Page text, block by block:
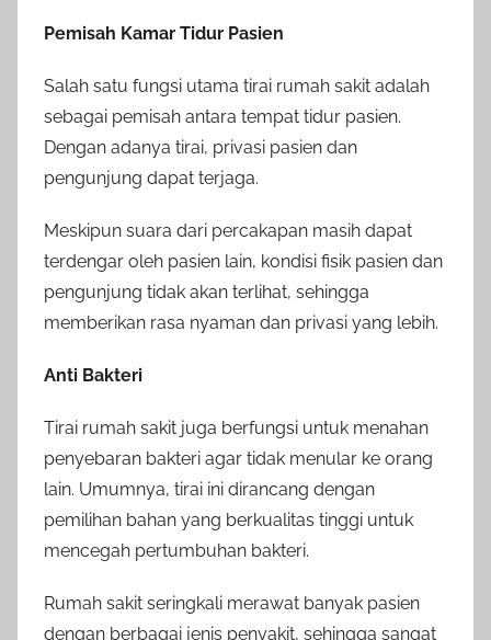
Pemisah Kamar Tidur Pasien
Salah satu fungsi utama tirai rumah sakit adalah
sebagai pemisah antara tempat tidur pasien.
Dengan adanya tirai, privasi pasien dan
pengunjung dapat terjaga.
Meskipun suara dari percakapan masih dapat
terdengar oleh pasien lain, kondisi fisik pasien dan
pengunjung tidak akan terlihat, sehingga
memberikan rasa nyaman dan privasi yang lebih.
Anti Bakteri
Tirai rumah sakit juga berfungsi untuk menahan
penyebaran bakteri agar tidak menular ke orang
lain. Umumnya, tirai ini dirancang dengan
pemilihan bahan yang berkualitas tinggi untuk
mencegah pertumbuhan bakteri.
Rumah sakit seringkali merawat banyak pasien
dengan berbagai jenis penyakit, sehingga sangat